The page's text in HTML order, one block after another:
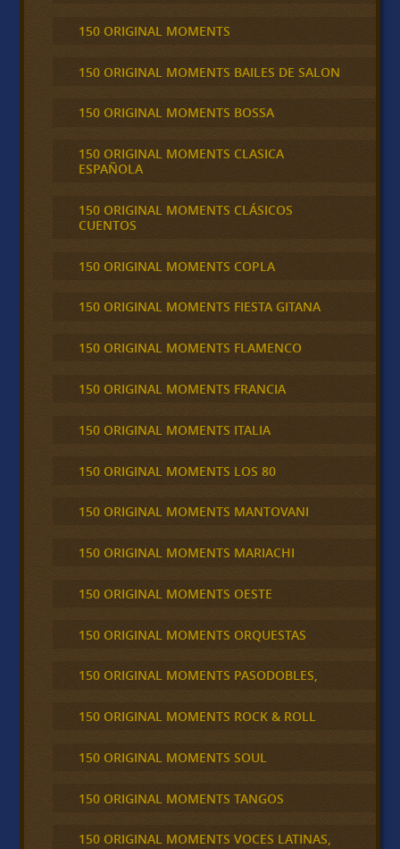
150 ORIGINAL MOMENTS
150 ORIGINAL MOMENTS BAILES DE SALON
150 ORIGINAL MOMENTS BOSSA
150 ORIGINAL MOMENTS CLASICA
ESPAÑOLA
150 ORIGINAL MOMENTS CLÁSICOS
CUENTOS
150 ORIGINAL MOMENTS COPLA
150 ORIGINAL MOMENTS FIESTA GITANA
150 ORIGINAL MOMENTS FLAMENCO
150 ORIGINAL MOMENTS FRANCIA
150 ORIGINAL MOMENTS ITALIA
150 ORIGINAL MOMENTS LOS 80
150 ORIGINAL MOMENTS MANTOVANI
150 ORIGINAL MOMENTS MARIACHI
150 ORIGINAL MOMENTS OESTE
150 ORIGINAL MOMENTS ORQUESTAS
150 ORIGINAL MOMENTS PASODOBLES,
150 ORIGINAL MOMENTS ROCK & ROLL
150 ORIGINAL MOMENTS SOUL
150 ORIGINAL MOMENTS TANGOS
150 ORIGINAL MOMENTS VOCES LATINAS,